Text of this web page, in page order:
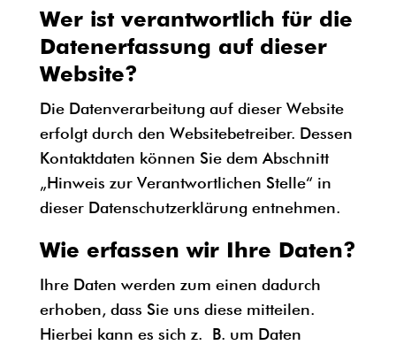
Wer ist verantwortlich für die
Datenerfassung auf dieser
Website?
Die Datenverarbeitung auf dieser Website
erfolgt durch den Websitebetreiber. Dessen
Kontaktdaten können Sie dem Abschnitt
„Hinweis zur Verantwortlichen Stelle“ in
dieser Datenschutzerklärung entnehmen.
Wie erfassen wir Ihre Daten?
Ihre Daten werden zum einen dadurch
erhoben, dass Sie uns diese mitteilen.
Hierbei kann es sich z. B. um Daten